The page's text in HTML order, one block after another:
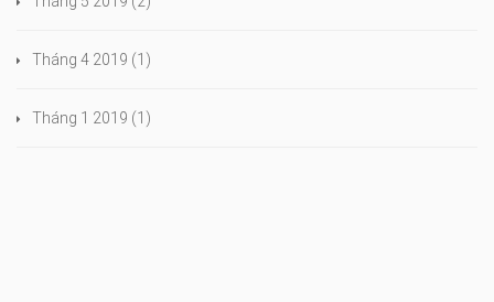
Tháng 4 2019 (1)
Tháng 1 2019 (1)